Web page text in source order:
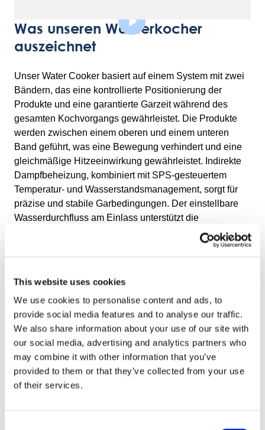
This website uses cookies
We use cookies to personalise content and ads, to
provide social media features and to analyse our traffic.
We also share information about your use of our site with
our social media, advertising and analytics partners who
may combine it with other information that you’ve
provided to them or that they’ve collected from your use
of their services.
Was unseren Wasserkocher
auszeichnet
Unser Water Cooker basiert auf einem System mit zwei
Bändern, das eine kontrollierte Positionierung der
Produkte und eine garantierte Garzeit während des
gesamten Kochvorgangs gewährleistet. Die Produkte
werden zwischen einem oberen und einem unteren
Band geführt, was eine Bewegung verhindert und eine
gleichmäßige Hitzeeinwirkung gewährleistet. Indirekte
Dampfbeheizung, kombiniert mit SPS-gesteuertem
Temperatur- und Wasserstandsmanagement, sorgt für
präzise und stabile Garbedingungen. Der einstellbare
Wasserdurchfluss am Einlass unterstützt die
gleichmäßige Verteilung der Produkte, während die
hygienische Edelstahlkonstruktion gemäß den EHEDG-
Kontrolliertes Garen und
Pasteurisieren
Die präzise Steuerung der Wassertemperatur und die
mechanisch definierte Kochzeit unterstützen das
zuverlässige Kochen und Pasteurisieren. Die
Konfiguration des oberen und unteren Bandes hält die